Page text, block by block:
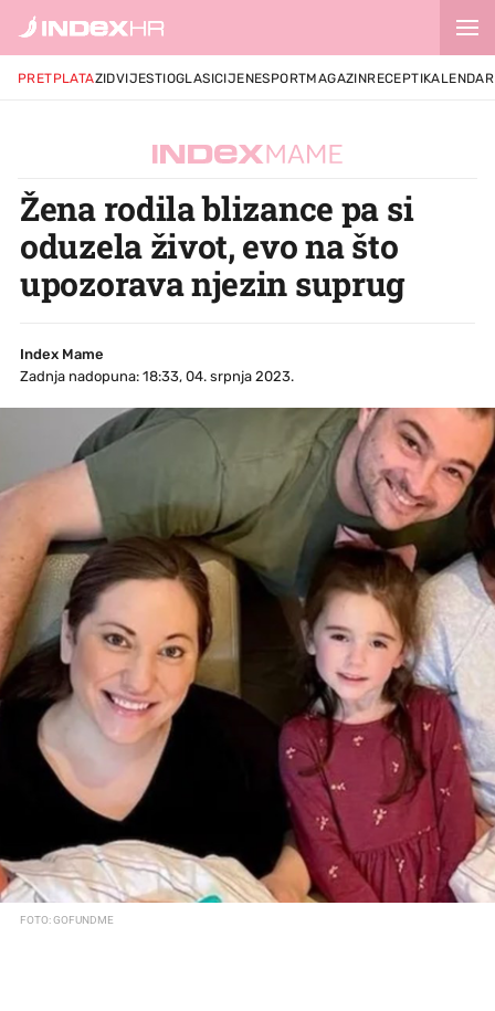
PRETPLATAZIDVIJESTIOGLASICIJENESPORTMAGAZINRECEPTIKALENDAR
Žena rodila blizance pa si
oduzela život, evo na što
upozorava njezin suprug
Index Mame
Zadnja nadopuna: 18:33, 04. srpnja 2023.
FOTO: GOFUNDME